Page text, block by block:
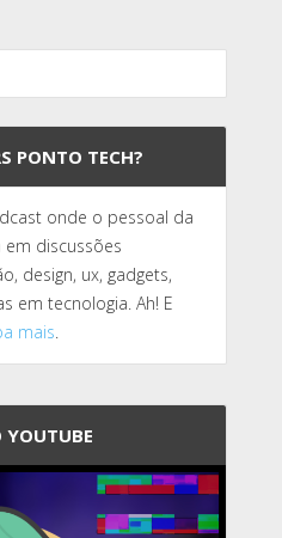
PONTO TECH?
onde o pessoal da
em discussões
design, ux, gadgets,
em tecnologia. Ah! E
mais.
YOUTUBE